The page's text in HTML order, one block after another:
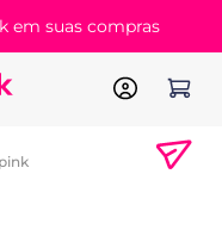
em suas compras